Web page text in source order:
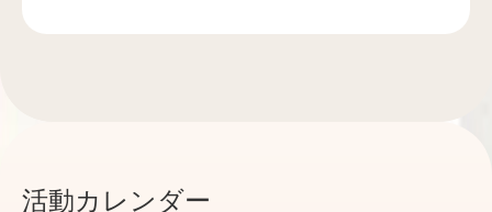
活動カレンダー